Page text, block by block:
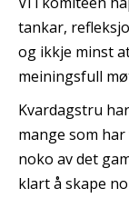
tankar,
og ikkje minst
meiningsfull
Kvardagstru
mange som
noko av det
klart å skape